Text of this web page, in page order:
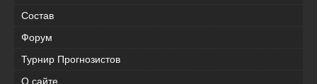
Состав
Форум
Турнир Прогнозистов
О сайте